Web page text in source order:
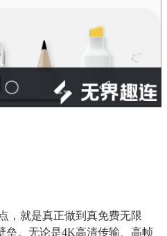
，就是真正做到真免费无限
垒。无论是4K高清传输、高帧